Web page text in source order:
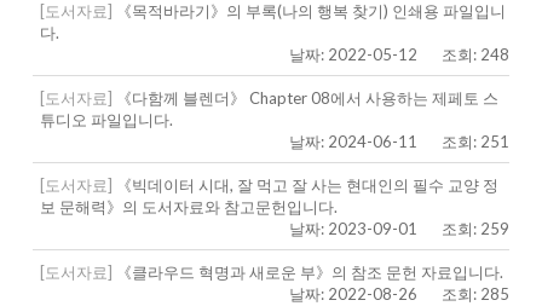
[도서자료]
《목적바라기》의 부록(나의 행복 찾기) 인쇄용 파일입니
다.
날짜: 2022-05-12
조회: 248
[도서자료]
《다함께 블렌더》 Chapter 08에서 사용하는 제페토 스
튜디오 파일입니다.
날짜: 2024-06-11
조회: 251
[도서자료]
《빅데이터 시대, 잘 먹고 잘 사는 현대인의 필수 교양 정
보 문해력》의 도서자료와 참고문헌입니다.
날짜: 2023-09-01
조회: 259
[도서자료]
《클라우드 혁명과 새로운 부》의 참조 문헌 자료입니다.
날짜: 2022-08-26
조회: 285